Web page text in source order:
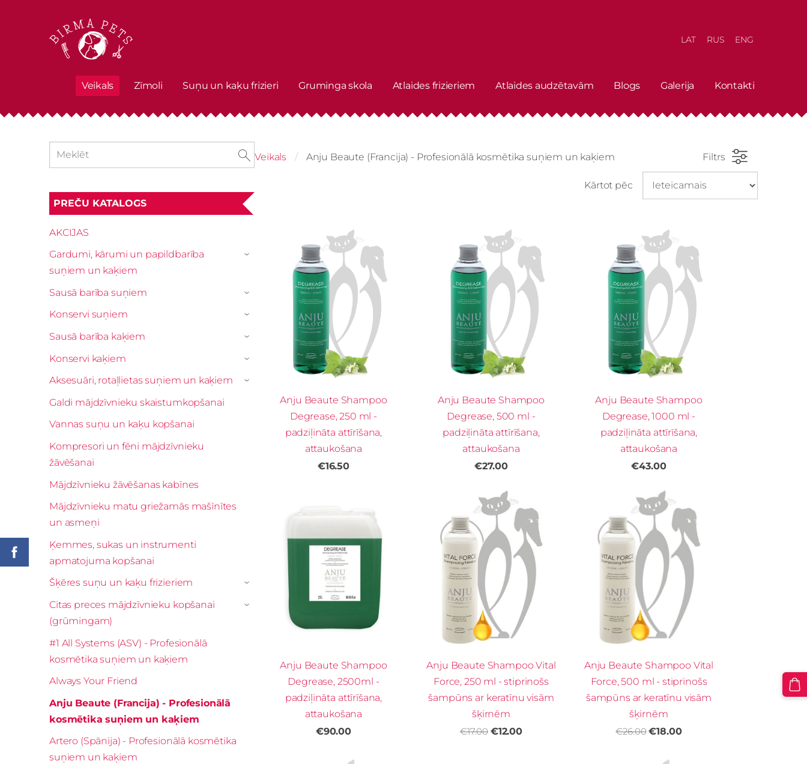
Veikals Zīmoli Suņu un kaķu frizieri Gruminga skola Atlaides frizieriem Atlaides audzētavām Blogs Galerija Kontakti
LAT RUS ENG
PREČU KATALOGS
AKCIJAS
Gardumi, kārumi un papildbarība
suņiem un kaķiem
›
Sausā barība suņiem ›
Konservi suņiem ›
Sausā barība kaķiem ›
Konservi kaķiem ›
Aksesuāri, rotaļlietas suņiem un kaķiem ›
Galdi mājdzīvnieku skaistumkopšanai
Vannas suņu un kaķu kopšanai
Kompresori un fēni mājdzīvnieku
žāvēšanai
Mājdzīvnieku žāvēšanas kabīnes
Mājdzīvnieku matu griežamās mašīnītes
un asmeņi
Ķemmes, sukas un instrumenti
apmatojuma kopšanai
Šķēres suņu un kaķu frizieriem
›
Citas preces mājdzīvnieku kopšanai
(grūmingam)
›
#1 All Systems (ASV) - Profesionālā
kosmētika suņiem un kaķiem
Always Your Friend
Anju Beaute (Francija) - Profesionālā
kosmētika suņiem un kaķiem
Artero (Spānija) - Profesionālā kosmētika
suņiem un kaķiem
Veikals Anju Beaute (Francija) - Profesionālā kosmētika suņiem un kaķiem Filtrs
Kārtot pēc
Anju Beaute Shampoo
Degrease, 250 ml -
padziļināta attīrīšana,
attaukošana
€16.50
Anju Beaute Shampoo
Degrease, 500 ml -
padziļināta attīrīšana,
attaukošana
€27.00
Anju Beaute Shampoo
Degrease, 1000 ml -
padziļināta attīrīšana,
attaukošana
€43.00
Anju Beaute Shampoo
Degrease, 2500ml -
padziļināta attīrīšana,
attaukošana
€90.00
Anju Beaute Shampoo Vital
Force, 250 ml - stiprinošs
šampūns ar keratīnu visām
šķirnēm
€17.00 €12.00
Anju Beaute Shampoo Vital
Force, 500 ml - stiprinošs
šampūns ar keratīnu visām
šķirnēm
€26.00 €18.00